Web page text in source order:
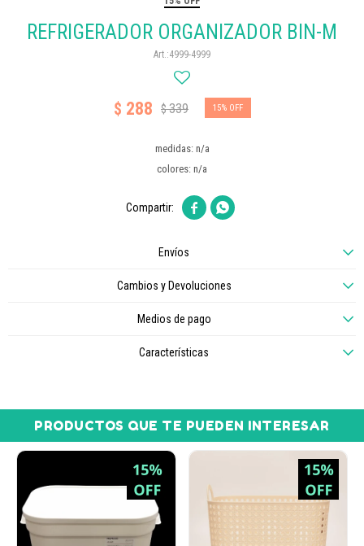
REFRIGERADOR ORGANIZADOR BIN-M
4999-4999
$ 288 $339 15
medidas: n/a
colores: n/a
 
Envíos
Cambios y Devoluciones
Medios de pago
Características
PRODUCTOS QUE TE PUEDEN INTERESAR